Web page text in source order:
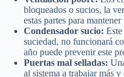
bloqueados o sucios, la
estas partes para
Condensador sucio:
suciedad, no funcionará
año puede prevenir este
Puertas mal selladas:
al sistema a trabajar más